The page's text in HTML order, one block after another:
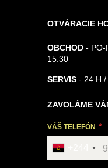
OTVÁRACIE
OBCHOD - PO-
15:30
SERVIS - 24 H /
ZAVOLÁME
VÁŠ TELEFÓN